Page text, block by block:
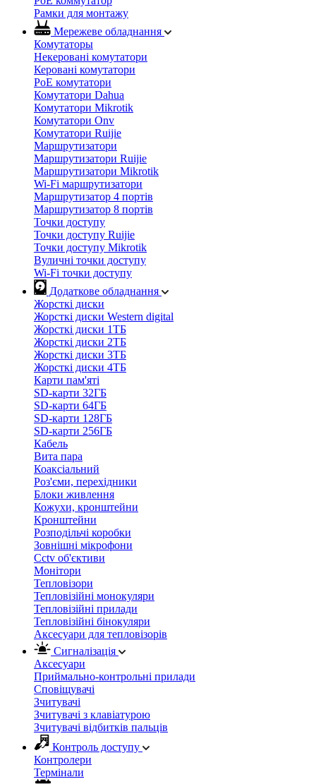
Рамки для монтажу
Мережеве обладнання
Комутаторы
Некеровані комутатори
Керовані комутатори
PoE комутатори
Комутатори Dahua
Комутатори Mikrotik
Комутатори Onv
Комутатори Ruijie
Маршрутизатори
Маршрутизатори Ruijie
Маршрутизатори Mikrotik
Wi-Fi маршрутизатори
Маршрутизатор 4 портів
Маршрутизатор 8 портів
Точки доступу
Точки доступу Ruijie
Точки доступу Mikrotik
Вуличні точки доступу
Wi-Fi точки доступу
Додаткове обладнання
Жорсткі диски
Жорсткі диски Western digital
Жорсткі диски 1ТБ
Жорсткі диски 2ТБ
Жорсткі диски 3ТБ
Жорсткі диски 4ТБ
Карти пам'яті
SD-карти 32ГБ
SD-карти 64ГБ
SD-карти 128ГБ
SD-карти 256ГБ
Кабель
Вита пара
Коаксіальний
Роз'єми, перехідники
Блоки живлення
Кожухи, кронштейни
Кронштейни
Розподільчі коробки
Зовнішні мікрофони
Cctv об'єктиви
Монітори
Тепловізори
Тепловізійні монокуляри
Тепловізійні прилади
Тепловізійні бінокуляри
Аксесуари для тепловізорів
Сигналізація
Аксесуари
Приймально-контрольні прилади
Сповіщувачі
Зчитувачі
Зчитувачі з клавіатурою
Зчитувачі відбитків пальців
Контроль доступу
Контролери
Термінали